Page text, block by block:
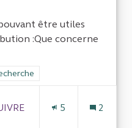
être utiles
:Que concerne
: Enseignement supérieur
5 2